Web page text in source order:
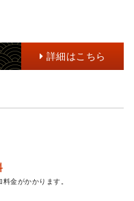
詳細はこちら
金がかかります。